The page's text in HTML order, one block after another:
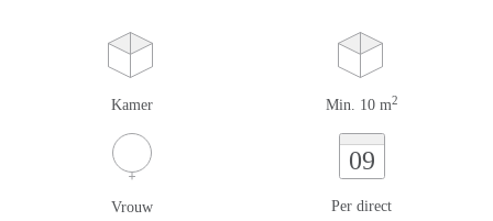
Kamer Min. 10 m2
Vrouw
09
Per direct